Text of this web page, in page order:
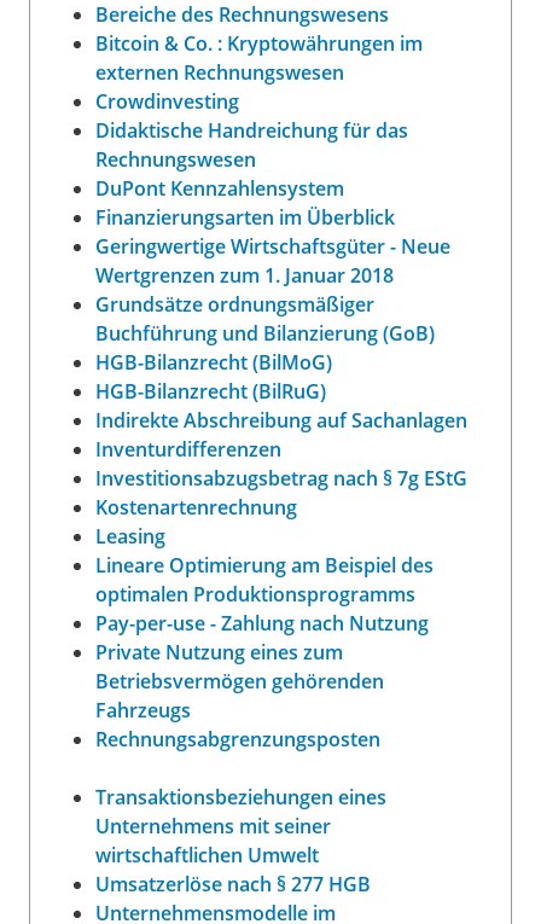
Bereiche des Rechnungswesens
Bitcoin & Co. : Kryptowährungen im
externen Rechnungswesen
Crowdinvesting
Didaktische Handreichung für das
Rechnungswesen
DuPont Kennzahlensystem
Finanzierungsarten im Überblick
Geringwertige Wirtschaftsgüter - Neue
Wertgrenzen zum 1. Januar 2018
Grundsätze ordnungsmäßiger
Buchführung und Bilanzierung (GoB)
HGB-Bilanzrecht (BilMoG)
HGB-Bilanzrecht (BilRuG)
Indirekte Abschreibung auf Sachanlagen
Inventurdifferenzen
Investitionsabzugsbetrag nach § 7g EStG
Kostenartenrechnung
Leasing
Lineare Optimierung am Beispiel des
optimalen Produktionsprogramms
Pay-per-use - Zahlung nach Nutzung
Private Nutzung eines zum
Betriebsvermögen gehörenden
Fahrzeugs
Rechnungsabgrenzungsposten
Transaktionsbeziehungen eines
Unternehmens mit seiner
wirtschaftlichen Umwelt
Umsatzerlöse nach § 277 HGB
Unternehmensmodelle im